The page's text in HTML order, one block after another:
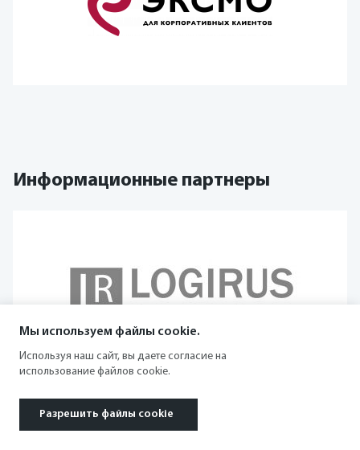
Информационные партнеры
Мы используем файлы cookie.
Используя наш сайт, вы даете согласие на
использование файлов cookie.
Разрешить файлы cookie